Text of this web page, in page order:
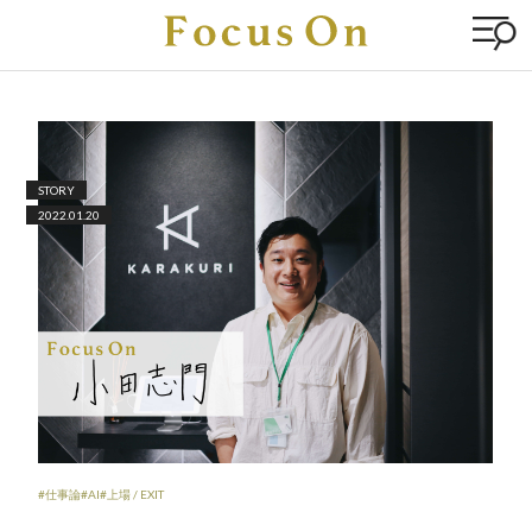
STORY
2022.01.20
#仕事論#AI#上場 / EXIT